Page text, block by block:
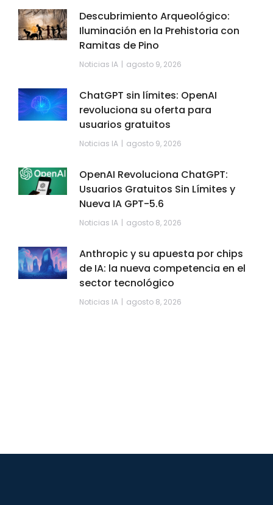
Descubrimiento Arqueológico:
Iluminación en la Prehistoria con
Ramitas de Pino
Noticias IA agosto 9, 2026
ChatGPT sin límites: OpenAI
revoluciona su oferta para
usuarios gratuitos
Noticias IA agosto 9, 2026
OpenAI Revoluciona ChatGPT:
Usuarios Gratuitos Sin Límites y
Nueva IA GPT-5.6
Noticias IA agosto 8, 2026
Anthropic y su apuesta por chips
de IA: la nueva competencia en el
sector tecnológico
Noticias IA agosto 8, 2026